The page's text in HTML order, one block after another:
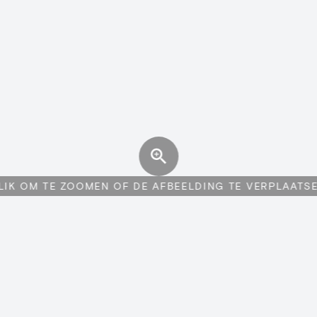
OM TE ZOOMEN OF DE AFBEELDING TE